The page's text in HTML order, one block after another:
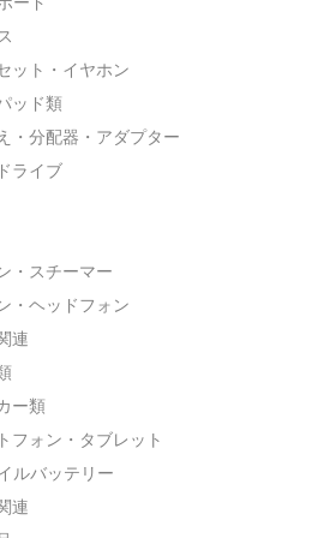
ット・イヤホン
ッド類
・分配器・アダプター
ライブ
・スチーマー
・ヘッドフォン
連
ー類
フォン・タブレット
ルバッテリー
連